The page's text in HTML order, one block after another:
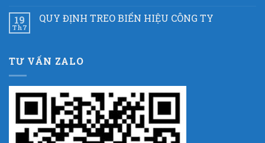
19
Th7
QUY ĐỊNH TREO BIỂN HIỆU CÔNG TY
TƯ VẤN ZALO